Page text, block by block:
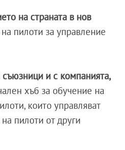
на страната в нов
пилоти за управление
съюзници и с компанията,
хъб за обучение на
които управляват
пилоти от други